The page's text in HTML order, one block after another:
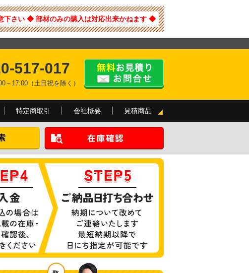
下さい ◆ 部材のみの購入は対応出来かねます ◆
517-017
17:00（土日祝を除く）
特定商取引 会社概要 見積商品